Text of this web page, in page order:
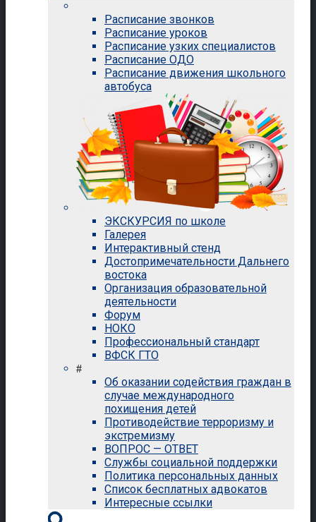
Расписание звонков
Расписание уроков
Расписание узких специалистов
Расписание ОДО
Расписание движения школьного
автобуса
ЭКСКУРСИЯ по школе
Галерея
Интерактивный стенд
Достопримечательности Дальнего
востока
Организация образовательной
деятельности
Форум
НОКО
Профессиональный стандарт
ВФСК ГТО
#
Об оказании содействия граждан в
случае международного
похищения детей
Противодействие терроризму и
экстремизму
ВОПРОС — ОТВЕТ
Службы социальной поддержки
Политика персональных данных
Список бесплатных адвокатов
Интересные ссылки